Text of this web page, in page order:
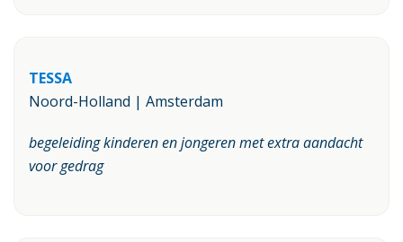
TESSA
Noord-Holland | Amsterdam
begeleiding kinderen en jongeren met extra aandacht
voor gedrag